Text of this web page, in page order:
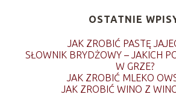
OSTATNIE
JAK ZROBIĆ PASTĘ
SŁOWNIK BRYDŻOWY – JAKICH
W GRZE?
JAK ZROBIĆ MLEKO
JAK ZROBIĆ WINO Z